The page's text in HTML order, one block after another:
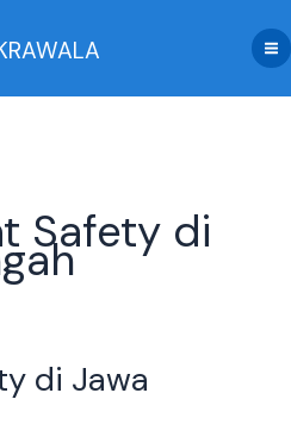
Safety di
di Jawa